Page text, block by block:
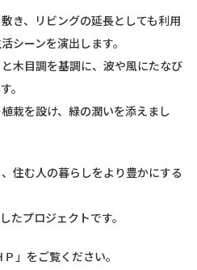
き、リビングの延長としても利用
シーンを演出します。
木目調を基調に、波や風にたなび
。
栽を設け、緑の潤いを添えまし
住む人の暮らしをより豊かにする
たプロジェクトです。
」をご覧ください。